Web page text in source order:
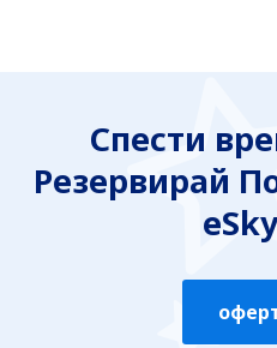
Спести
Резервирай